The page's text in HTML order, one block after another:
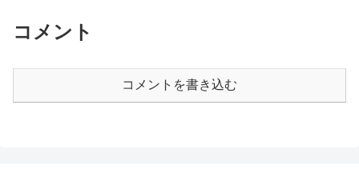
コメント
コメントを書き込む